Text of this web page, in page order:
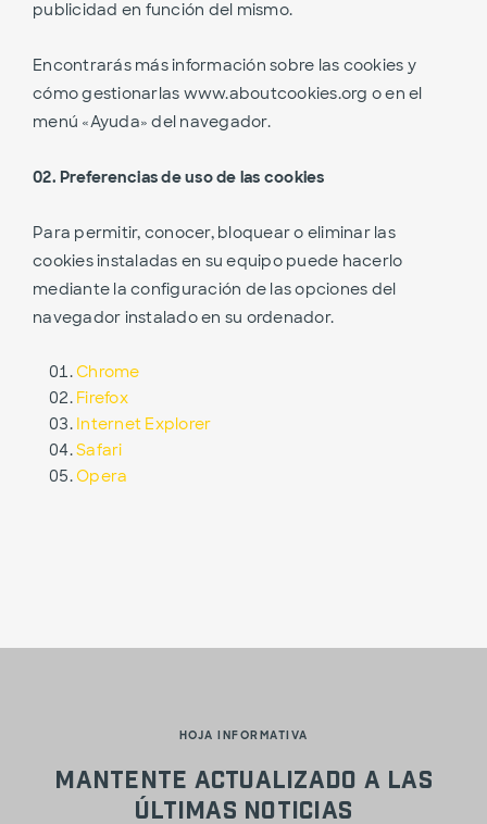
publicidad en función del mismo.
Encontrarás más información sobre las cookies y
cómo gestionarlas www.aboutcookies.org o en el
menú «Ayuda» del navegador.
02. Preferencias de uso de las cookies
Para permitir, conocer, bloquear o eliminar las
cookies instaladas en su equipo puede hacerlo
mediante la configuración de las opciones del
navegador instalado en su ordenador.
Chrome
Firefox
Internet Explorer
Safari
Opera
HOJA INFORMATIVA
Mantente actualizado a las
últimas noticias